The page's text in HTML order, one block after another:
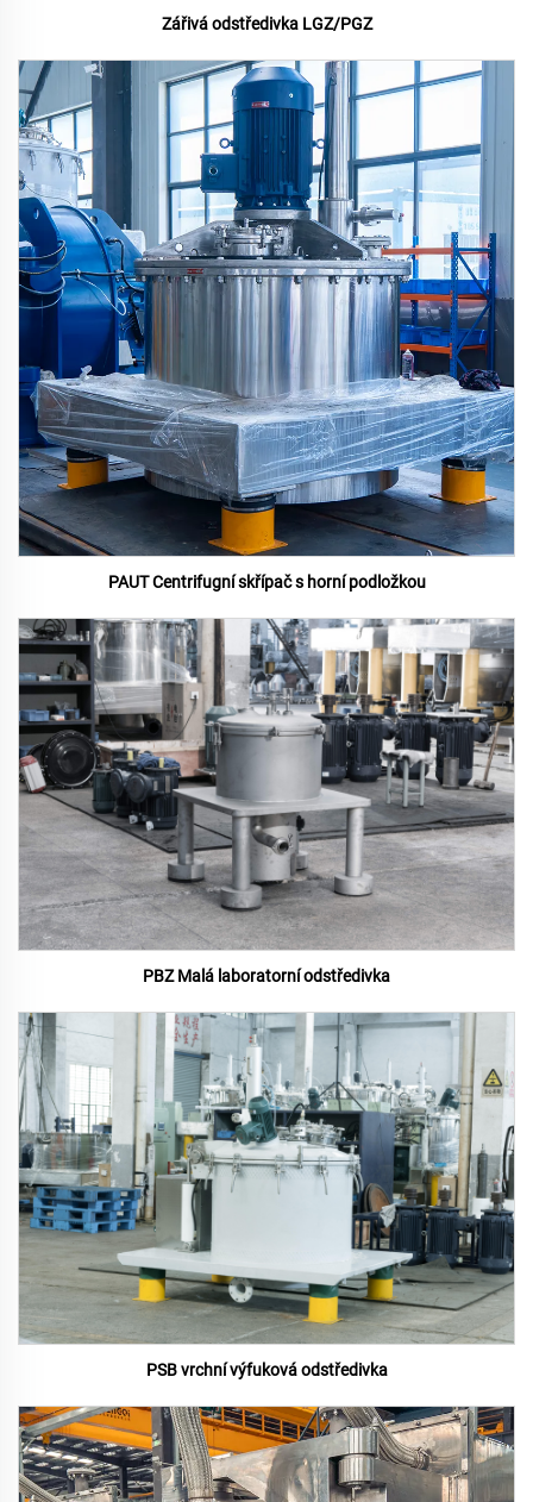
Zářivá odstředivka LGZ/PGZ
PAUT Centrifugní skřípač s horní podložkou
PBZ Malá laboratorní odstředivka
PSB vrchní výfuková odstředivka